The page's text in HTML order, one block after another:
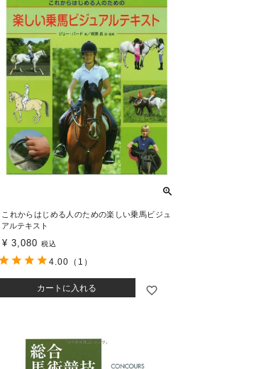
これからはじめる人のための楽しい乗馬ビジュ
アルテキスト
¥ 3,080 税込
カートに入れる
4.00 （1）